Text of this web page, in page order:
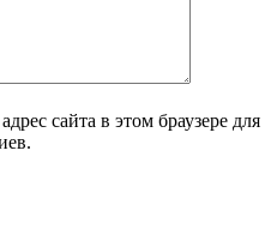
сайта в этом браузере для